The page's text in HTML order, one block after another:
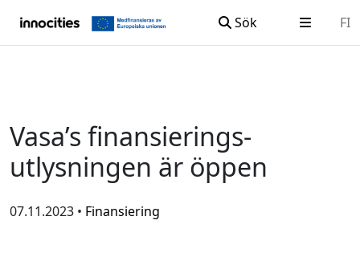
Sök FI
Vasa’s finansierings­­­­­­­­­­
utlysningen är öppen
07.11.2023 • Finansiering